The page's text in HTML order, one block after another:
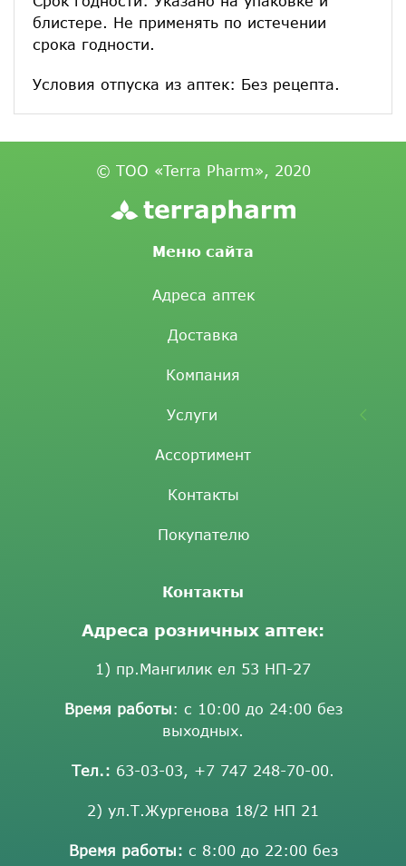
блистере. Не применять по истечении
срока годности.
Условия отпуска из аптек: Без рецепта.
© ТОО «Terra Pharm», 2020
Меню сайта
Адреса аптек
Доставка
Компания
Услуги
Ассортимент
Контакты
Покупателю
Контакты
Адреса розничных аптек:
1) пр.Мангилик ел 53 НП-27
Время работы: с 10:00 до 24:00 без
выходных.
Тел.: 63-03-03, +7 747 248-70-00.
2) ул.Т.Жургенова 18/2 НП 21
Время работы: с 8:00 до 22:00 без